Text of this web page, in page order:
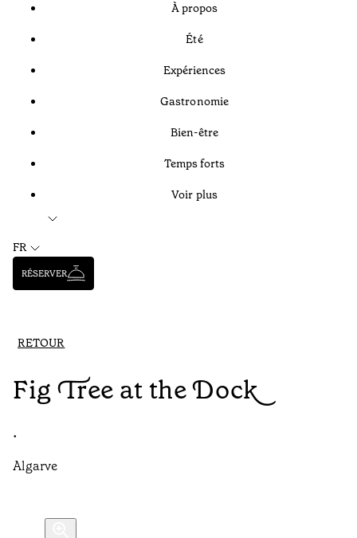
À propos
Été
Expériences
Gastronomie
Bien-être
Temps forts
Voir plus
FR
RÉSERVER
RETOUR
Fig Tree at the Dock
•
Algarve